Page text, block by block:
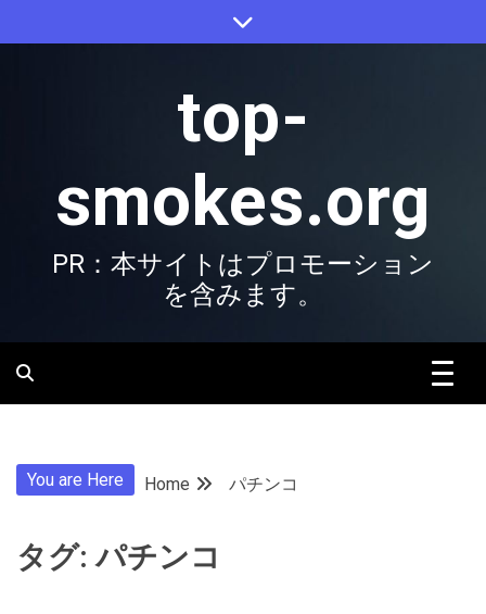
to
top-
smokes.org
PR：本サイトはプロモーション
を含みます。
You are Here Home パチンコ
タグ:パチンコ